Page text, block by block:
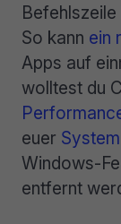
So kann ein
Apps auf
wolltest du
euer
Windows-
entfernt